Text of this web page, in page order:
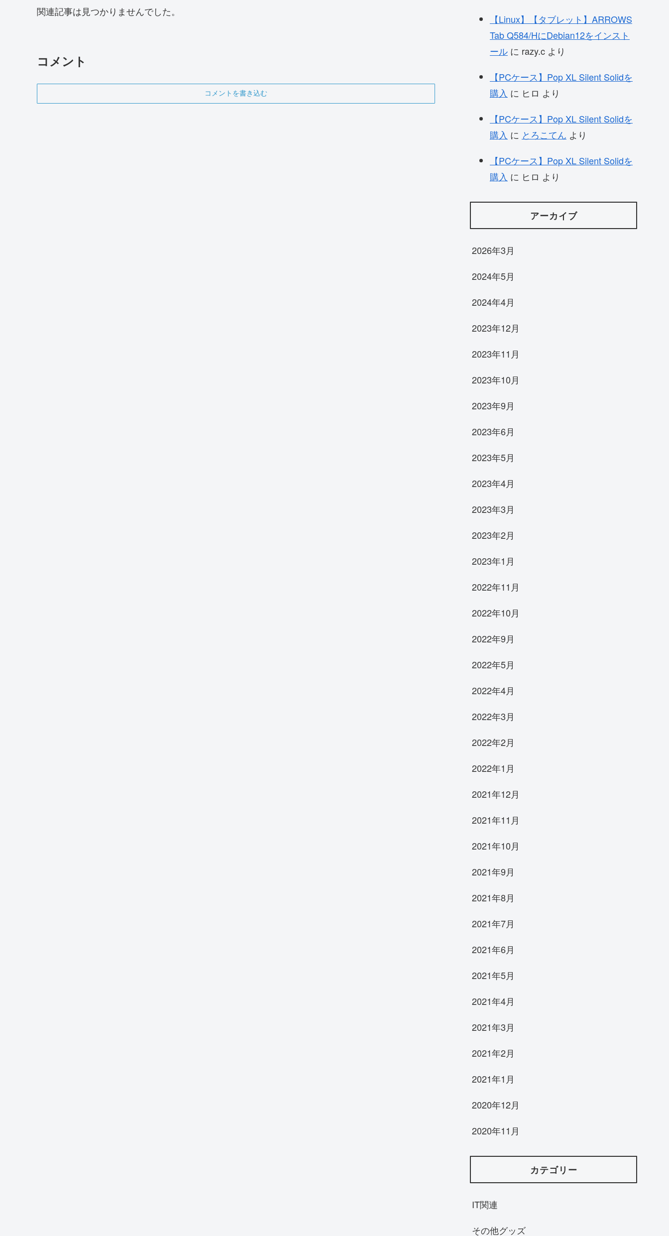
関連記事は見つかりませんでした。
コメント
コメントを書き込む
【Linux】【タブレット】ARROWS
Tab Q584/HにDebian12をインスト
ール に razy.c より
【PCケース】Pop XL Silent Solidを
購入 に ヒロ より
【PCケース】Pop XL Silent Solidを
購入 に とろこてん より
【PCケース】Pop XL Silent Solidを
購入 に ヒロ より
アーカイブ
2026年3月
2024年5月
2024年4月
2023年12月
2023年11月
2023年10月
2023年9月
2023年6月
2023年5月
2023年4月
2023年3月
2023年2月
2023年1月
2022年11月
2022年10月
2022年9月
2022年5月
2022年4月
2022年3月
2022年2月
2022年1月
2021年12月
2021年11月
2021年10月
2021年9月
2021年8月
2021年7月
2021年6月
2021年5月
2021年4月
2021年3月
2021年2月
2021年1月
2020年12月
2020年11月
カテゴリー
IT関連
その他グッズ